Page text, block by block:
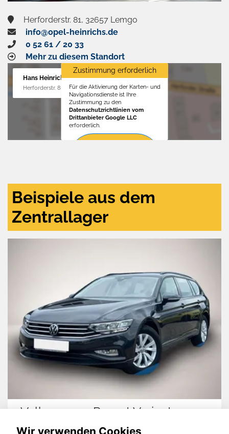
Herforderstr. 81, 32657 Lemgo
info@opel-heinrichs.de
0 52 61 / 20 33
Mehr zu diesem Standort
Hans Heinrichs GmbH
Herforderstr. 81, 32657 Lemgo
Zustimmung erforderlich
Für die Aktivierung der Karten- und
Navigationsdienste ist Ihre
Zustimmung zu den
Datenschutzrichtlinien vom
Drittanbieter Google LLC
erforderlich.
Beispiele aus dem
Zentrallager
Volkswagen Passat Variant
Wir verwenden Cookies